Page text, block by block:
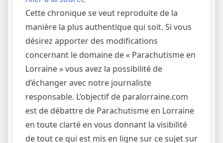
Cette chronique se veut reproduite de la
manière la plus authentique qui soit. Si vous
désirez apporter des modifications
concernant le domaine de « Parachutisme en
Lorraine » vous avez la possibilité de
d’échanger avec notre journaliste
responsable. L’objectif de paralorraine.com
est de débattre de Parachutisme en Lorraine
en toute clarté en vous donnant la visibilité
de tout ce qui est mis en ligne sur ce sujet sur